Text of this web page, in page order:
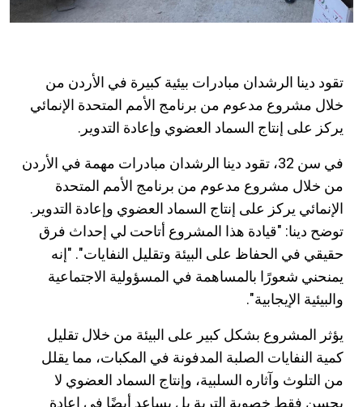
تقود دينا الرشدان مبادرات بيئية كبيرة في الأردن من
خلال مشروع مدعوم من برنامج الأمم المتحدة الإنمائي
يركز على إنتاج السماد العضوي وإعادة التدوير.
في سن 32، تقود دينا الرشدان مبادرات مهمة في الأردن
من خلال مشروع مدعوم من برنامج الأمم المتحدة
الإنمائي يركز على إنتاج السماد العضوي وإعادة التدوير.
توضح دينا: "قيادة هذا المشروع أتاحت لي إحداث فرق
حقيقي في الحفاظ على البيئة وتقليل النفايات". "إنه
يمنحني شعورًا بالمساهمة في المسؤولية الاجتماعية
والبيئية الإيجابية".
يؤثر المشروع بشكل كبير على البيئة من خلال تقليل
كمية النفايات الصلبة المدفونة في المكبات، مما يقلل
من التلوث وآثاره السلبية، وإنتاج السماد العضوي لا
يحسن فقط خصوبة التربة بل يساعد أيضًا في إعادة